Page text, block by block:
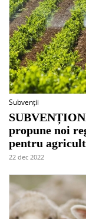
Subvenții
propune noi
pentru
22 dec 2022